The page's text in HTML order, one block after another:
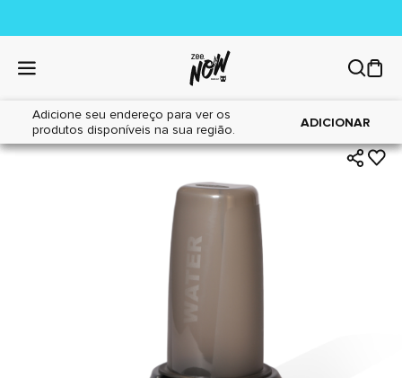
Adicione seu endereço para ver os
produtos disponíveis na sua região.
ADICIONAR
Home|Cães|Acessórios